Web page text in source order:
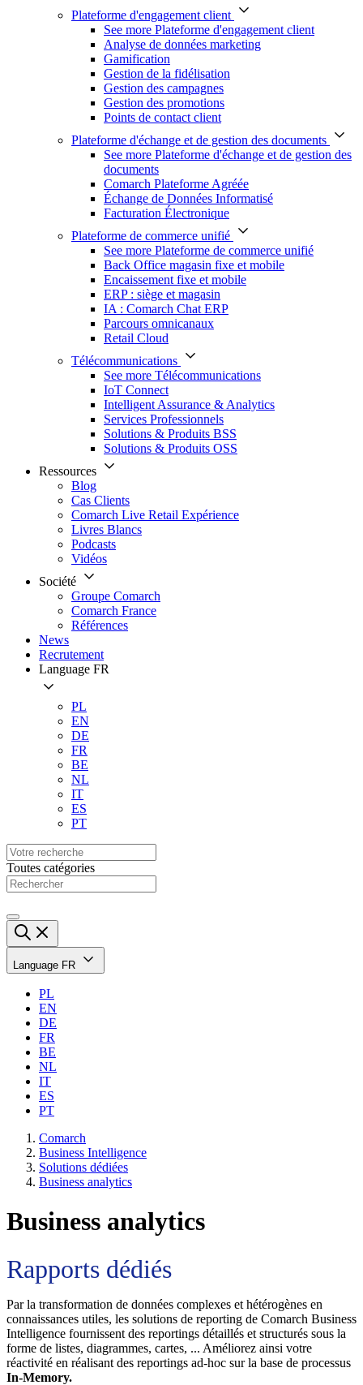
Plateforme d'engagement client
See more Plateforme d'engagement client
Analyse de données marketing
Gamification
Gestion de la fidélisation
Gestion des campagnes
Gestion des promotions
Points de contact client
Plateforme d'échange et de gestion des documents
See more Plateforme d'échange et de gestion des
documents
Comarch Plateforme Agréée
Échange de Données Informatisé
Facturation Électronique
Plateforme de commerce unifié
See more Plateforme de commerce unifié
Back Office magasin fixe et mobile
Encaissement fixe et mobile
ERP : siège et magasin
IA : Comarch Chat ERP
Parcours omnicanaux
Retail Cloud
Télécommunications
See more Télécommunications
IoT Connect
Intelligent Assurance & Analytics
Services Professionnels
Solutions & Produits BSS
Solutions & Produits OSS
Ressources
Blog
Cas Clients
Comarch Live Retail Expérience
Livres Blancs
Podcasts
Vidéos
Société
Groupe Comarch
Comarch France
Références
News
Recrutement
Language FR
PL
EN
DE
FR
BE
NL
IT
ES
PT
Toutes catégories
Language FR
PL
EN
DE
FR
BE
NL
IT
ES
PT
Comarch
Business Intelligence
Solutions dédiées
Business analytics
Business analytics
Rapports dédiés
Par la transformation de données complexes et hétérogènes en
connaissances utiles, les solutions de reporting de Comarch Business
Intelligence fournissent des reportings détaillés et structurés sous la
forme de listes, diagrammes, cartes, ... Améliorez ainsi votre
réactivité en réalisant des reportings ad-hoc sur la base de processus
In-Memory.